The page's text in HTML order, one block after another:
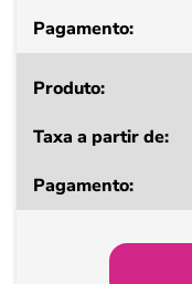
Pagamento